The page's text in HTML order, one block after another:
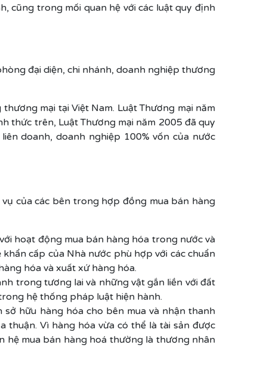
cũng trong mối quan hệ với các luật quy định
đại diện, chi nhánh, doanh nghiệp thương
mại tại Việt Nam. Luật Thương mại năm
thức trên, Luật Thương mại năm 2005 đã quy
doanh, doanh nghiệp 100% vốn của nước
của các bên trong hợp đồng mua bán hàng
hoạt động mua bán hàng hóa trong nước và
cấp của Nhà nước phù hợp với các chuẩn
hóa và xuất xứ hàng hóa.
trong tương lai và những vật gắn liền với đất
hệ thống pháp luật hiện hành.
hữu hàng hóa cho bên mua và nhận thanh
Vì hàng hóa vừa có thể là tài sản được
hệ mua bán hàng hoá thường là thương nhân